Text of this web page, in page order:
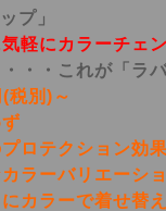
ップ」
軽にカラーチェ
・これが「ラ
別)～
テクション効
ーバリエーシ
ラーで着せ替